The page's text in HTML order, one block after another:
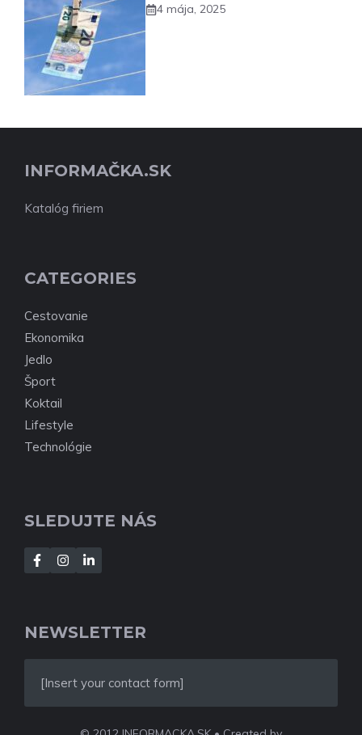
4 mája, 2025
INFORMAČKA.SK
Katalóg firiem
CATEGORIES
Cestovanie
Ekonomika
Jedlo
Šport
Koktail
Lifestyle
Technológie
SLEDUJTE NÁS
NEWSLETTER
[Insert your contact form]